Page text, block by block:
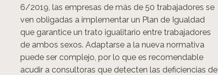
6/2019, las empresas de más de 50 trabajadores se
ven obligadas a implementar un Plan de Igualdad
que garantice un trato igualitario entre trabajadores
de ambos sexos. Adaptarse a la nueva normativa
puede ser complejo, por lo que es recomendable
acudir a consultoras que detecten las deficiencias de